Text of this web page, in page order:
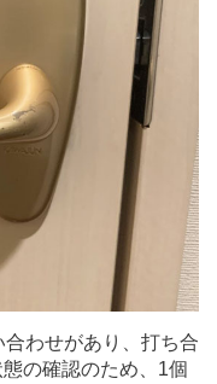
わせがあり、打ち合
の確認のため、1個